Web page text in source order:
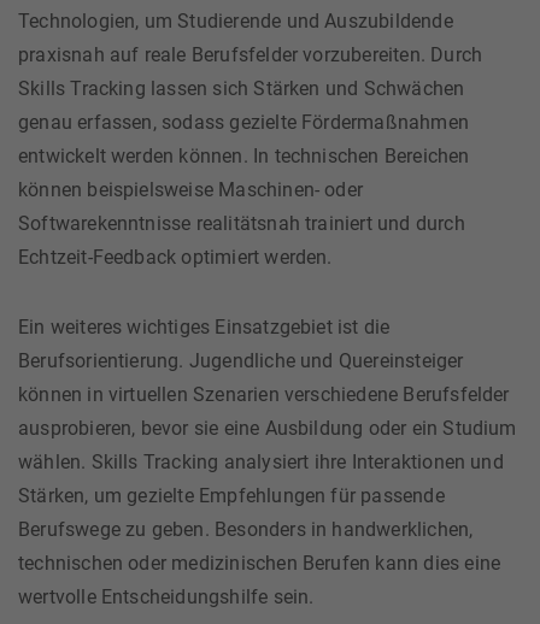
Technologien, um Studierende und Auszubildende
praxisnah auf reale Berufsfelder vorzubereiten. Durch
Skills Tracking lassen sich Stärken und Schwächen
genau erfassen, sodass gezielte Fördermaßnahmen
entwickelt werden können. In technischen Bereichen
können beispielsweise Maschinen- oder
Softwarekenntnisse realitätsnah trainiert und durch
Echtzeit-Feedback optimiert werden.
Ein weiteres wichtiges Einsatzgebiet ist die
Berufsorientierung. Jugendliche und Quereinsteiger
können in virtuellen Szenarien verschiedene Berufsfelder
ausprobieren, bevor sie eine Ausbildung oder ein Studium
wählen. Skills Tracking analysiert ihre Interaktionen und
Stärken, um gezielte Empfehlungen für passende
Berufswege zu geben. Besonders in handwerklichen,
technischen oder medizinischen Berufen kann dies eine
wertvolle Entscheidungshilfe sein.